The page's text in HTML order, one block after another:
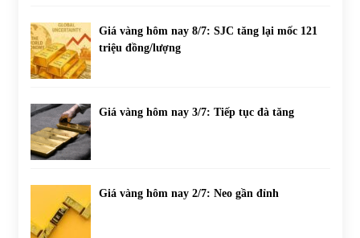
Giá vàng hôm nay 8/7: SJC tăng lại mốc 121
triệu đồng/lượng
Giá vàng hôm nay 3/7: Tiếp tục đà tăng
Giá vàng hôm nay 2/7: Neo gần đỉnh